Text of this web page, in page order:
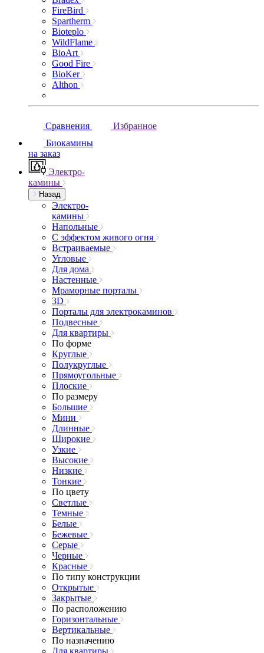
FireBird
Spartherm
Bioteplo
WildFlame
BioArt
Good Fire
BioKer
Althon
Сравнения
Избранное
Биокамины
на заказ
Электро-
камины
Назад
Электро-
камины
Напольные
С эффектом живого огня
Встраиваемые
Угловые
Для дома
Настенные
Мраморные порталы
3D
Порталы для электрокаминов
Подвесные
Для квартиры
По форме
Круглые
Полукруглые
Прямоугольные
Плоские
По размеру
Большие
Мини
Длинные
Широкие
Узкие
Высокие
Низкие
Тонкие
По цвету
Светлые
Темные
Белые
Бежевые
Серые
Черные
Красные
По типу конструкции
Открытые
Закрытые
По расположению
Горизонтальные
Вертикальные
По назначению
Для квартиры